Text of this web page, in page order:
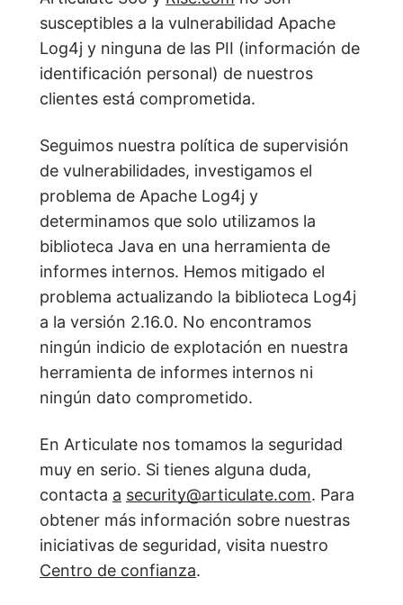
susceptibles a la vulnerabilidad Apache
Log4j y ninguna de las PII (información de
identificación personal) de nuestros
clientes está comprometida.
Seguimos nuestra política de supervisión
de vulnerabilidades, investigamos el
problema de Apache Log4j y
determinamos que solo utilizamos la
biblioteca Java en una herramienta de
informes internos. Hemos mitigado el
problema actualizando la biblioteca Log4j
a la versión 2.16.0. No encontramos
ningún indicio de explotación en nuestra
herramienta de informes internos ni
ningún dato comprometido.
En Articulate nos tomamos la seguridad
muy en serio. Si tienes alguna duda,
contacta a security@articulate.com. Para
obtener más información sobre nuestras
iniciativas de seguridad, visita nuestro
Centro de confianza.